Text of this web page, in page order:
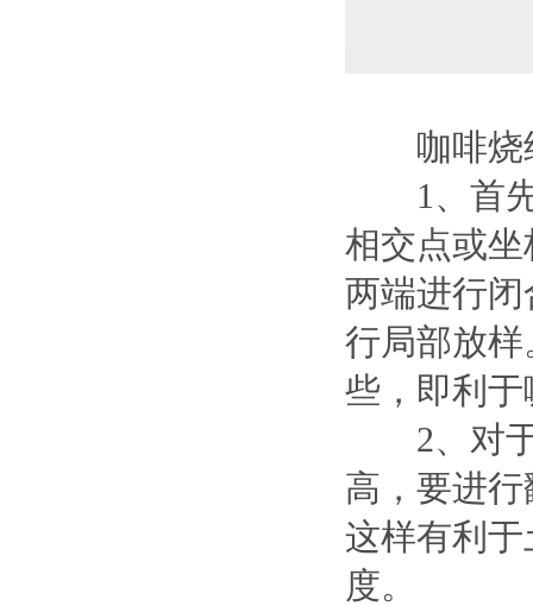
咖啡烧结
1、首先
相交点或
两端进行
行局部放
些，即利
2、对于
高，要进
这样有利
度。